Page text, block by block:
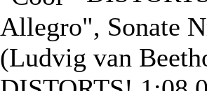
Allegro", Sonate
(Ludvig van